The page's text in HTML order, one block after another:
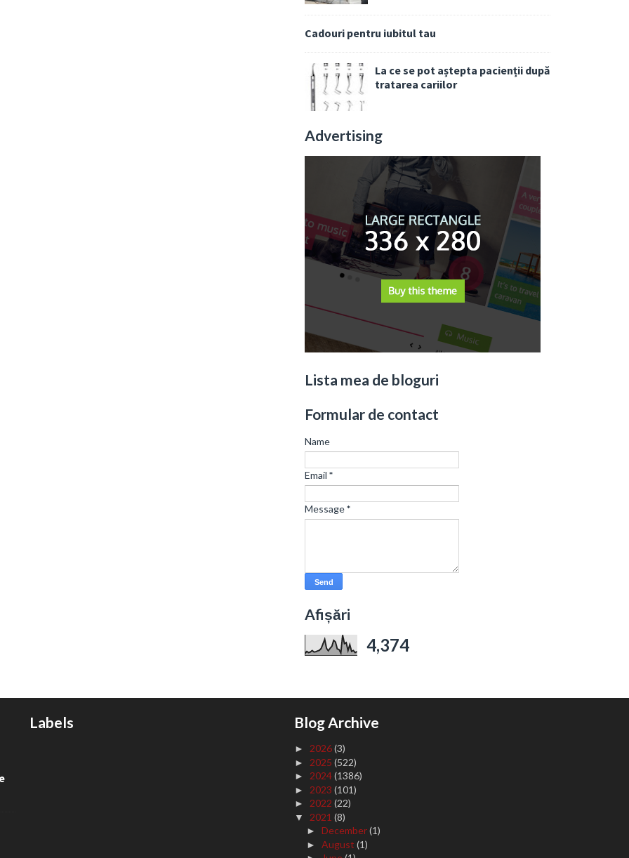
Cadouri pentru iubitul tau
La ce se pot aștepta pacienții după
tratarea cariilor
Advertising
Lista mea de bloguri
Formular de contact
Name
Email *
Message*
Afișări
4,374
Labels Blog Archive
►2026(3)
► 2025(522)
►2024(1386)
► 2023(101)
►2022(22)
▼ 2021(8)
►December(1)
►August(1)